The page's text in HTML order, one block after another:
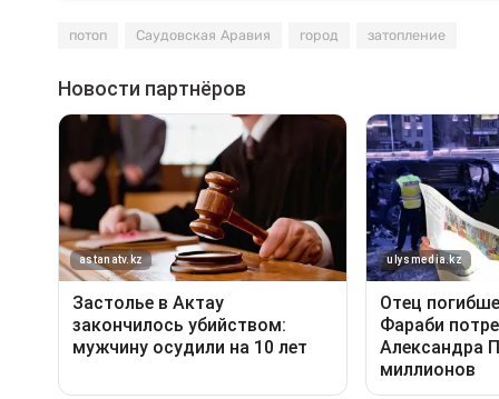
потоп Саудовская Аравия город затопление